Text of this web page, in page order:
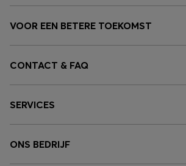
VOOR EEN BETERE TOEKOMST
CONTACT & FAQ
SERVICES
ONS BEDRIJF